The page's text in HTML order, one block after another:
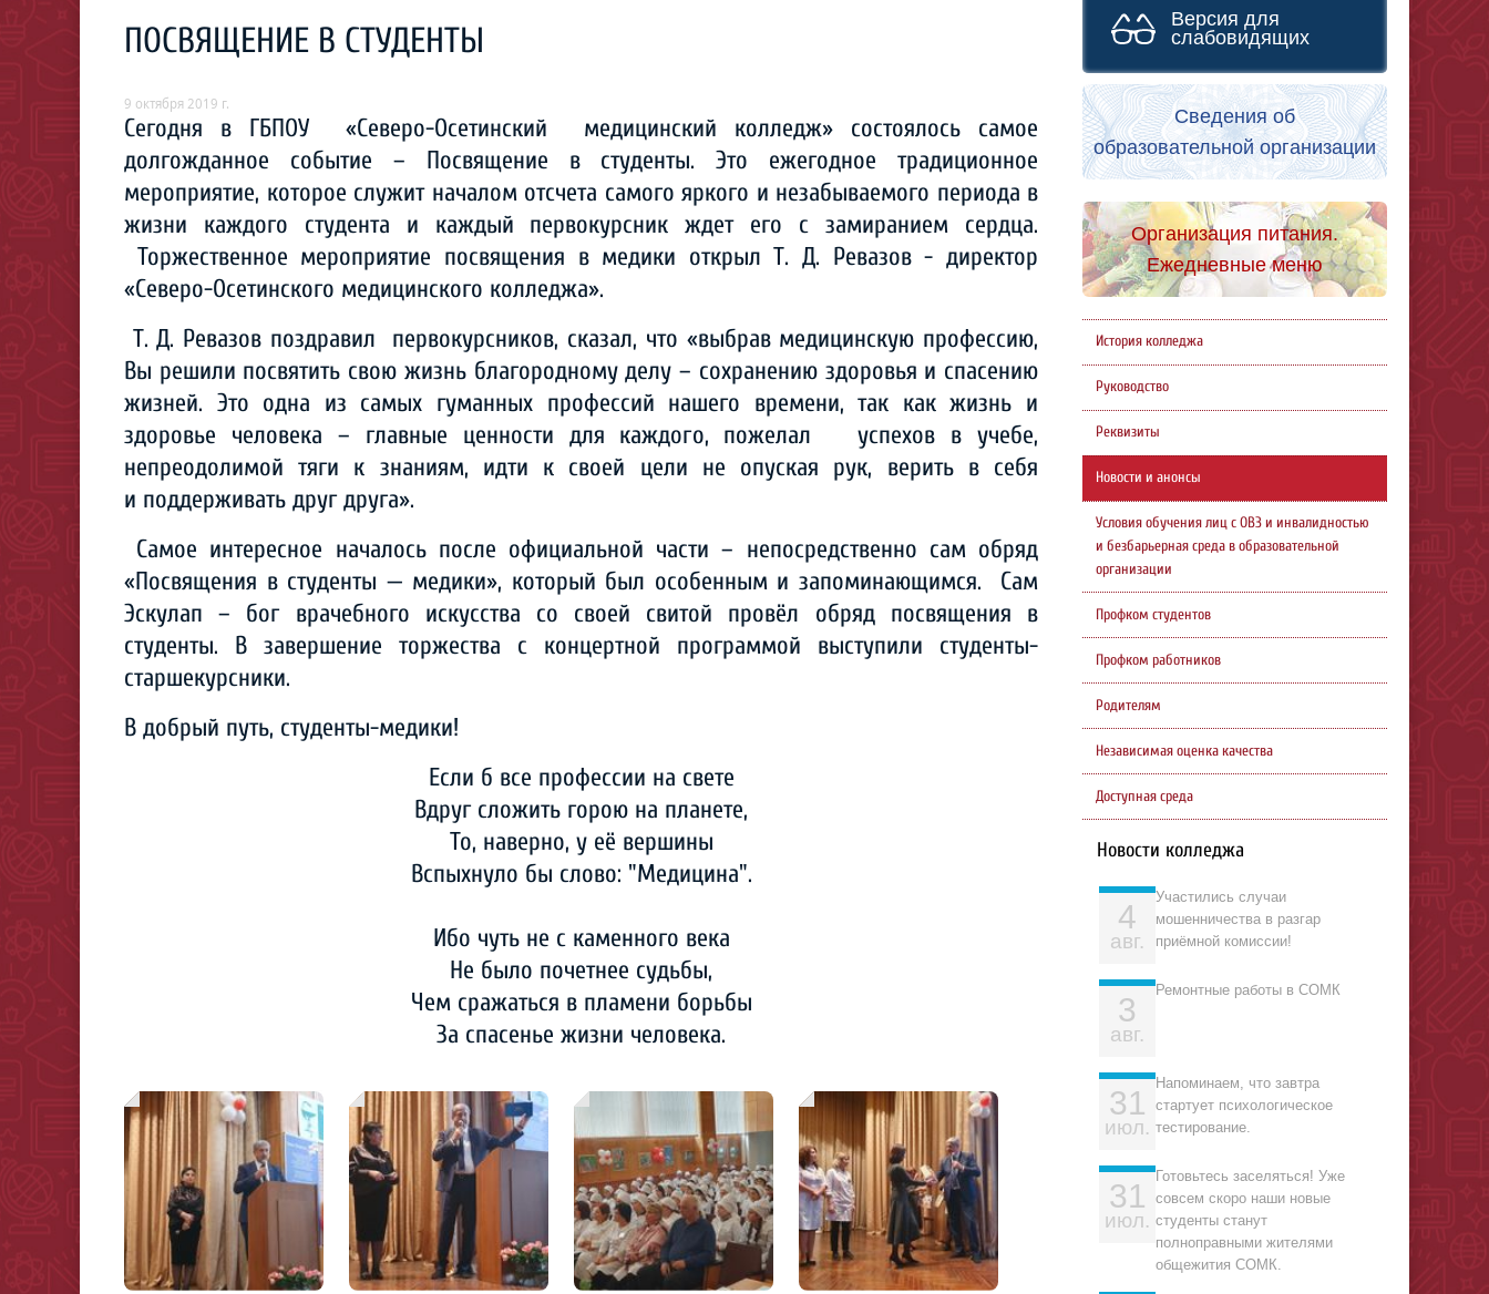
ПОСВЯЩЕНИЕ В СТУДЕНТЫ
9 октября 2019 г.
Сегодня в ГБПОУ «Северо-Осетинский медицинский колледж» состоялось самое
долгожданное событие – Посвящение в студенты. Это ежегодное традиционное
мероприятие, которое служит началом отсчета самого яркого и незабываемого периода в
жизни каждого студента и каждый первокурсник ждет его с замиранием сердца.
Торжественное мероприятие посвящения в медики открыл Т. Д. Ревазов - директор
«Северо-Осетинского медицинского колледжа».
Т. Д. Ревазов поздравил первокурсников, сказал, что «выбрав медицинскую профессию,
Вы решили посвятить свою жизнь благородному делу – сохранению здоровья и спасению
жизней. Это одна из самых гуманных профессий нашего времени, так как жизнь и
здоровье человека – главные ценности для каждого, пожелал успехов в учебе,
непреодолимой тяги к знаниям, идти к своей цели не опуская рук, верить в себя
и поддерживать друг друга».
Самое интересное началось после официальной части – непосредственно сам обряд
«Посвящения в студенты — медики», который был особенным и запоминающимся. Сам
Эскулап – бог врачебного искусства со своей свитой провёл обряд посвящения в
студенты. В завершение торжества с концертной программой выступили студенты-
старшекурсники.
В добрый путь, студенты-медики!
Если б все профессии на свете
Вдруг сложить горою на планете,
То, наверно, у её вершины
Вспыхнуло бы слово: "Медицина".
Ибо чуть не с каменного века
Не было почетнее судьбы,
Чем сражаться в пламени борьбы
За спасенье жизни человека.
Версия для
слабовидящих
Сведения об
образовательной организации
Организация питания.
Ежедневные меню
История колледжа
Руководство
Реквизиты
Новости и анонсы
Условия обучения лиц с ОВЗ и инвалидностью
и безбарьерная среда в образовательной
организации
Профком студентов
Профком работников
Родителям
Независимая оценка качества
Доступная среда
Новости колледжа
4
авг.
Участились случаи
мошенничества в разгар
приёмной комиссии!
3
авг.
Ремонтные работы в СОМК
31
июл.
Напоминаем, что завтра
стартует психологическое
тестирование.
31
июл.
Готовьтесь заселяться! Уже
совсем скоро наши новые
студенты станут
полноправными жителями
общежития СОМК.